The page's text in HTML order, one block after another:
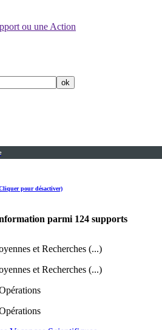
ou une Action
pour désactiver)
parmi 124 supports
et Recherches (...)
et Recherches (...)